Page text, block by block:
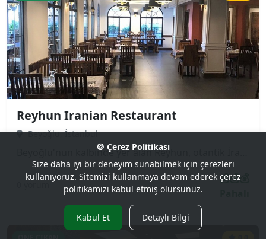
Reyhun Iranian Restaurant
Beyoğlu, İstanbul
💰💰💰
🍪 Çerez Politikası
Size daha iyi bir deneyim sunabilmek için çerezleri
kullanıyoruz. Sitemizi kullanmaya devam ederek çerez
politikamızı kabul etmiş olursunuz.
Kabul Et Detaylı Bilgi